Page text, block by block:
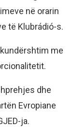
në orarin
të Klubrádió-s.
me
dhe
Evropiane
ja.